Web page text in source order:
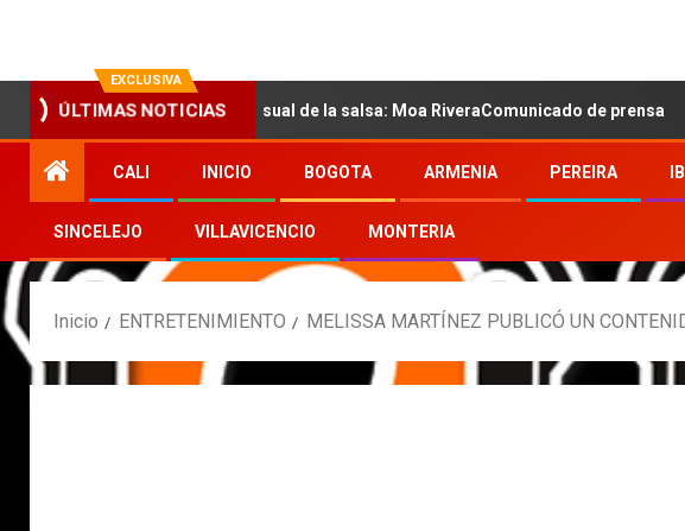
EXCLUSIVA
ÚLTIMAS NOTICIAS
con la nueva voz sensual de la salsa: Moa RiveraComunicado de prensa
CALI INICIO BOGOTA ARMENIA PEREIRA
SINCELEJO VILLAVICENCIO MONTERIA
Inicio ENTRETENIMIENTO MELISSA MARTÍNEZ PUBLICÓ UN